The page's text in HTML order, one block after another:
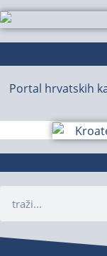
Portal hrvatskih